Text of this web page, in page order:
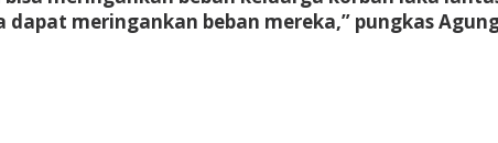
meringankan beban mereka,” pungkas